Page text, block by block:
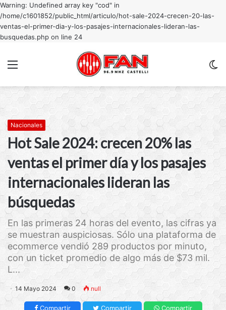
Warning: Undefined array key "cod" in
/home/c1601852/public_html/articulo/hot-sale-2024-crecen-20-las-
ventas-el-primer-dia-y-los-pasajes-internacionales-lideran-las-
busquedas.php on line 24
Nacionales
Hot Sale 2024: crecen 20% las
ventas el primer día y los pasajes
internacionales lideran las
búsquedas
En las primeras 24 horas del evento, las cifras ya
se muestran auspiciosas. Sólo una plataforma de
ecommerce vendió 289 productos por minuto,
con un ticket promedio de algo más de $73 mil.
L...
14 Mayo 2024 0 null
Compartir Compartir Compartir